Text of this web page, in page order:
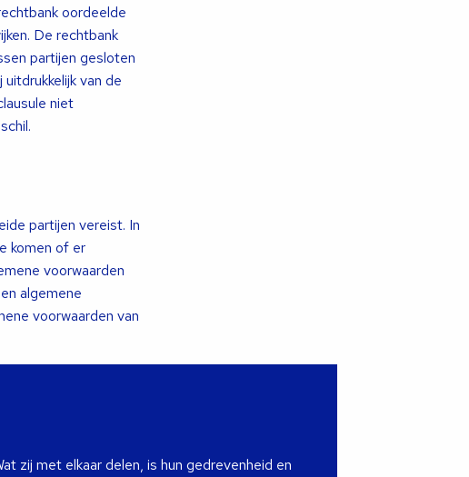
oordeelde
De rechtbank
partijen gesloten
van de
niet
partijen vereist. In
komen of er
voorwaarden
algemene
voorwaarden van
zij met elkaar delen, is hun gedrevenheid en